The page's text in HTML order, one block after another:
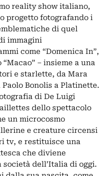
reality show italiano,
progetto fotografando i
di quel
immagini
come “Domenica In”,
“Macao” – insieme a una
e starlette, da Mara
Bonolis a Platinette.
di De Luigi
dello spettacolo
un microcosmo
e creature circensi
tv, e restituisce una
che diviene
dell’Italia di oggi.